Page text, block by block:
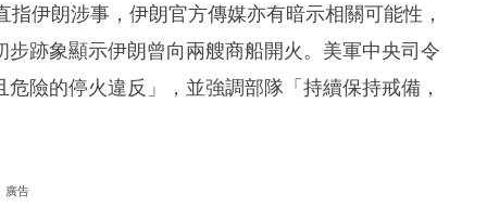
伊朗涉事，伊朗官方傳媒亦有暗示相關可能性，
跡象顯示伊朗曾向兩艘商船開火。美軍中央司令
險的停火違反」，並強調部隊「持續保持戒備，
廣告